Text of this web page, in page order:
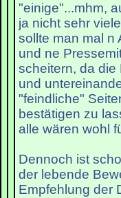
"einige"...mhm,
ja nicht sehr
sollte man mal n
und ne
scheitern, da die
und
"feindliche"
bestätigen zu
alle wären wohl
Dennoch ist
der lebende
Empfehlung der